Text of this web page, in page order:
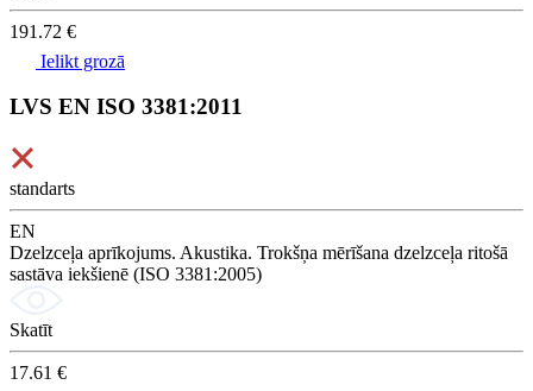
191.72 €
Ielikt grozā
LVS EN ISO 3381:2011
standarts
EN
Dzelzceļa aprīkojums. Akustika. Trokšņa mērīšana dzelzceļa ritošā
sastāva iekšienē (ISO 3381:2005)
Skatīt
17.61 €